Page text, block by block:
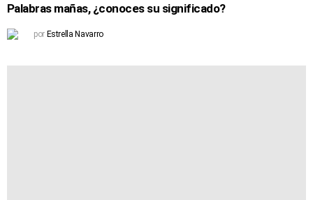
Palabras mañas, ¿conoces su significado?
por Estrella Navarro